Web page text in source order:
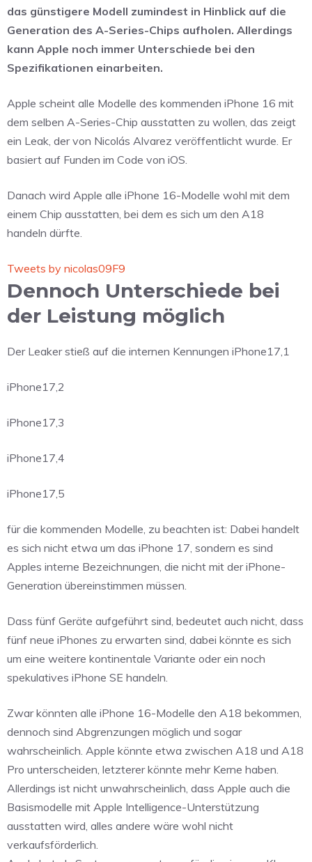
das günstigere Modell zumindest in Hinblick auf die
Generation des A-Series-Chips aufholen. Allerdings
kann Apple noch immer Unterschiede bei den
Spezifikationen einarbeiten.
Apple scheint alle Modelle des kommenden iPhone 16 mit
dem selben A-Series-Chip ausstatten zu wollen, das zeigt
ein Leak, der von Nicolás Alvarez veröffentlicht wurde. Er
basiert auf Funden im Code von iOS.
Danach wird Apple alle iPhone 16-Modelle wohl mit dem
einem Chip ausstatten, bei dem es sich um den A18
handeln dürfte.
Tweets by nicolas09F9
Dennoch Unterschiede bei
der Leistung möglich
Der Leaker stieß auf die internen Kennungen iPhone17,1
iPhone17,2
iPhone17,3
iPhone17,4
iPhone17,5
für die kommenden Modelle, zu beachten ist: Dabei handelt
es sich nicht etwa um das iPhone 17, sondern es sind
Apples interne Bezeichnungen, die nicht mit der iPhone-
Generation übereinstimmen müssen.
Dass fünf Geräte aufgeführt sind, bedeutet auch nicht, dass
fünf neue iPhones zu erwarten sind, dabei könnte es sich
um eine weitere kontinentale Variante oder ein noch
spekulatives iPhone SE handeln.
Zwar könnten alle iPhone 16-Modelle den A18 bekommen,
dennoch sind Abgrenzungen möglich und sogar
wahrscheinlich. Apple könnte etwa zwischen A18 und A18
Pro unterscheiden, letzterer könnte mehr Kerne haben.
Allerdings ist nicht unwahrscheinlich, dass Apple auch die
Basismodelle mit Apple Intelligence-Unterstützung
ausstatten wird, alles andere wäre wohl nicht
verkaufsförderlich.